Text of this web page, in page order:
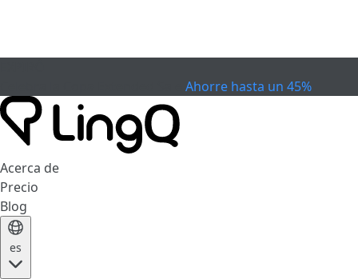
Ahorre hasta un 45%
Acerca de
Precio
Blog
es